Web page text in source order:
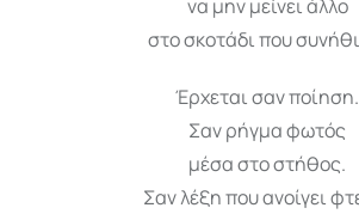
να μην μείνει άλλο
στο σκοτάδι που
Έρχεται σαν ποίηση.
Σαν ρήγμα φωτός
μέσα στο στήθος.
Σαν λέξη που ανοίγει